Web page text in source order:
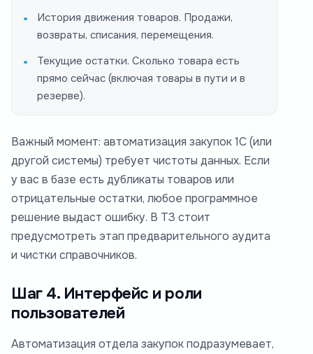
История движения товаров. Продажи,
возвраты, списания, перемещения.
Текущие остатки. Сколько товара есть
прямо сейчас (включая товары в пути и в
резерве).
Важный момент: автоматизация закупок 1С (или
другой системы) требует чистоты данных. Если
у вас в базе есть дубликаты товаров или
отрицательные остатки, любое программное
решение выдаст ошибку. В ТЗ стоит
предусмотреть этап предварительного аудита
и чистки справочников.
Шаг 4. Интерфейс и роли
пользователей
Автоматизация отдела закупок подразумевает,